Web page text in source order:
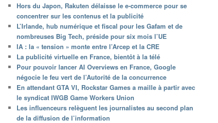
Hors du Japon, Rakuten délaisse le e-commerce pour se
concentrer sur les contenus et la publicité
L’Irlande, hub numérique et fiscal pour les Gafam et de
nombreuses Big Tech, préside pour six mois l’UE
IA : la « tension » monte entre l’Arcep et la CRE
La publicité virtuelle en France, bientôt à la télé
Pour pouvoir lancer AI Overviews en France, Google
négocie le feu vert de l’Autorité de la concurrence
En attendant GTA VI, Rockstar Games a maille à partir avec
le syndicat IWGB Game Workers Union
Les influenceurs relèguent les journalistes au second plan
de la diffusion de l’information